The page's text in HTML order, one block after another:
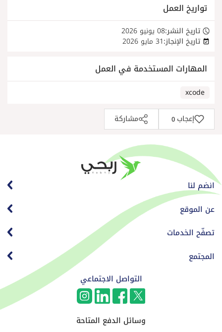
تواريخ العمل
تاريخ النشر:08 يونيو 2026
تاريخ الإنجاز:31 مايو 2026
المهارات المستخدمة في العمل
xcode
إعجاب 0 مشاركة
انضم لنا
عن الموقع
تصفّح الخدمات
المجتمع
التواصل الاجتماعي
وسائل الدفع المتاحة